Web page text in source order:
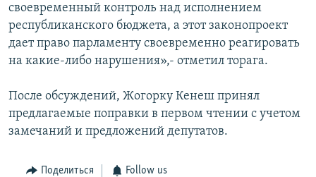
своевременный контроль над исполнением
республиканского бюджета, а этот законопроект
дает право парламенту своевременно реагировать
на какие-либо нарушения»,- отметил торага.
После обсуждений, Жогорку Кенеш принял
предлагаемые поправки в первом чтении с учетом
замечаний и предложений депутатов.
Поделиться Follow us